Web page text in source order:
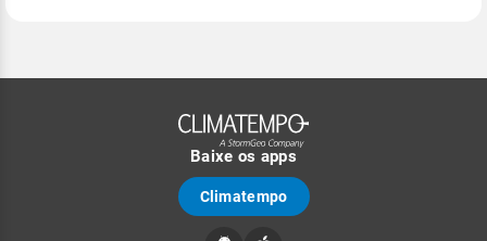
Baixe os apps
Climatempo